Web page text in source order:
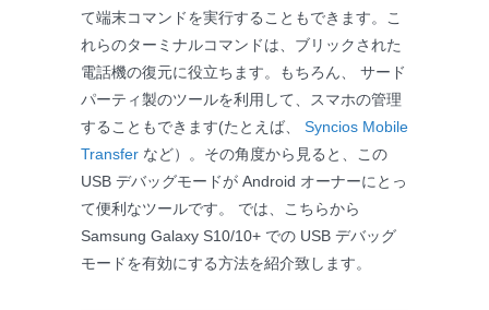
て端末コマンドを実行することもできます。こ
れらのターミナルコマンドは、ブリックされた
電話機の復元に役立ちます。もちろん、 サード
パーティ製のツールを利用して、スマホの管理
することもできます(たとえば、 Syncios Mobile
Transfer など）。その角度から見ると、この
USB デバッグモードが Android オーナーにとっ
て便利なツールです。 では、こちらから
Samsung Galaxy S10/10+ での USB デバッグ
モードを有効にする方法を紹介致します。